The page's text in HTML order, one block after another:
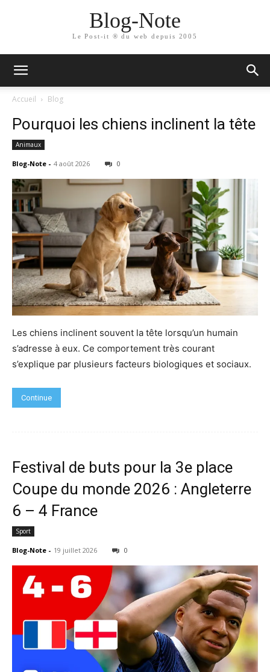
Blog-Note
Le Post-it ® du web depuis 2005
Accueil Blog
Pourquoi les chiens inclinent la tête
Animaux
Blog-Note - 4 août 2026 0
Les chiens inclinent souvent la tête lorsqu’un humain
s’adresse à eux. Ce comportement très courant
s’explique par plusieurs facteurs biologiques et sociaux.
Continue
Festival de buts pour la 3e place
Coupe du monde 2026 : Angleterre
6 – 4 France
Sport
Blog-Note - 19 juillet 2026 0